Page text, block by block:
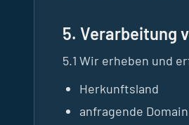
5. Verarbeitung
5.1 Wir erheben und
Herkunftsland
anfragende Domain